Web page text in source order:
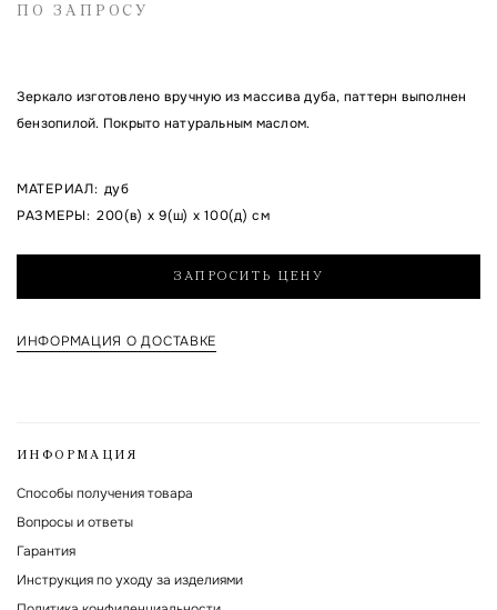
Я согласен на обработку указанных мной персональных данных и с
политикой обработки и хранения персональных данных
ПО ЗАПРОСУ
Зеркало изготовлено вручную из массива дуба, паттерн выполнен
бензопилой. Покрыто натуральным маслом.
МАТЕРИАЛ: дуб
РАЗМЕРЫ: 200(в) x 9(ш) x 100(д) см
ЗАПРОСИТЬ ЦЕНУ
ИНФОРМАЦИЯ О ДОСТАВКЕ
ИНФОРМАЦИЯ
Способы получения товара
Вопросы и ответы
Гарантия
Инструкция по уходу за изделиями